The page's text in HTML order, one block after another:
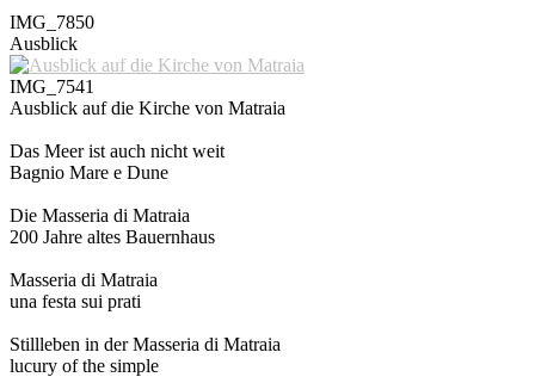
IMG_7850
Ausblick
IMG_7541
Ausblick auf die Kirche von Matraia
Das Meer ist auch nicht weit
Bagnio Mare e Dune
Die Masseria di Matraia
200 Jahre altes Bauernhaus
Masseria di Matraia
una festa sui prati
Stillleben in der Masseria di Matraia
lucury of the simple